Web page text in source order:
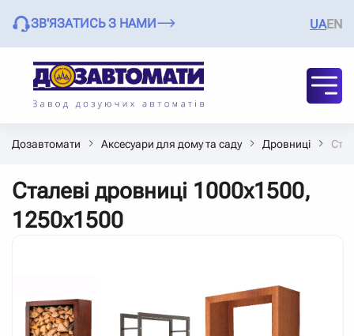
ЗВ'ЯЗАТИСЬ З НАМИ UAEN
Дозавтомати Аксесуари для дому та саду Дровниці
Сталеві дровниці 1000х1500,
1250х1500